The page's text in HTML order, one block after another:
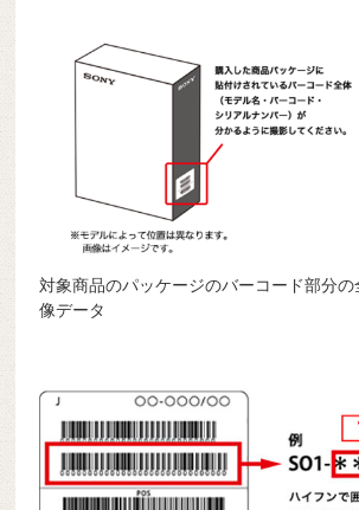
対象商品のパッケージのバーコード部分
像データ